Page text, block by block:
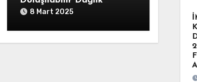
Dersim’de 37 Eşkıyanın
İstanbul’a Gönderildiğine
Dair” Yusuf Ziya Paşa
8 Mart 2025